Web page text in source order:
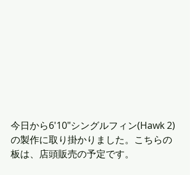
今日から6'10"シングルフィン(Hawk 2)
の製作に取り掛かりました。こちらの
板は、店頭販売の予定です。